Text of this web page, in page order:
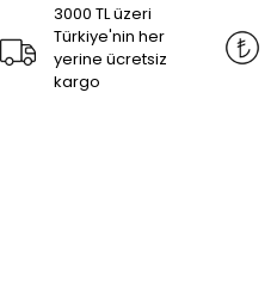
3000 TL üzeri
Türkiye'nin her
yerine ücretsiz
kargo